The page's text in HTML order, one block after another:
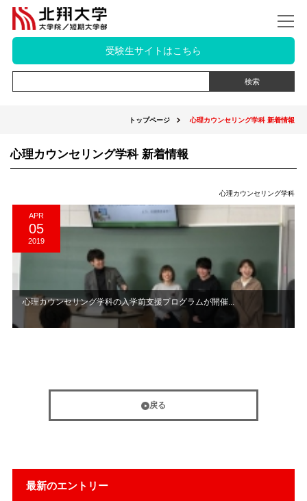
受験生サイトはこちら
トップページ 心理カウンセリング学科 新着情報
最新のエントリー
心理カウンセリング学科 新着情報
心理カウンセリング学科
APR
05
2019
心理カウンセリング学科の入学前支援プログラムが開催...
戻る